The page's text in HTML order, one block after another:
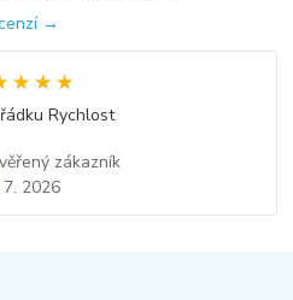
→
Rychlost
zákazník
7. 2026